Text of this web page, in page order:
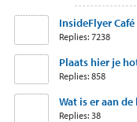
InsideFlyer Café
Replies: 7238
Plaats hier je
Replies: 858
Wat is er aan
Replies: 38